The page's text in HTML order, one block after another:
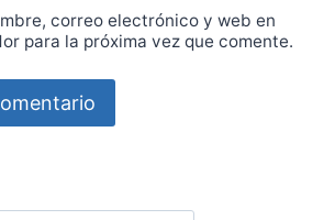
correo electrónico y web en
para la próxima vez que comente.